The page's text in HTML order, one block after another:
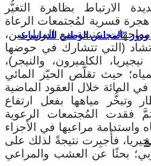
ودور “المجلس الوطني للدراسات
الارتباط بظاهرة التغيُّر
هجرة قسرية لمُجتمعات الرعاة
مواجهات عنيفة مع المزارعين،
(التي تتشارك في حوضها
الكاميرون، والنيجر)،
حيث تقلَّص الحيّز المائي
لهذه البحيرة إلى نحو 90 في المائة خلال العقود الماضية
وتبخُّر مياهها بفعل ارتفاع
فقدت المُجتمعات الرعوية
واستدامة مراعيها في الأجزاء
فأُجبِرت نتيجةً لذلك على
بحثًا عن العشب والمراعي